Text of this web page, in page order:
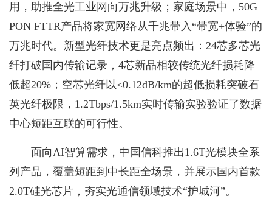
用，助推全光工业网向万兆升级；家庭场景中，50G
PON FTTR产品将家宽网络从千兆带入“带宽+体验”的
万兆时代。新型光纤技术更是亮点频出：24芯多芯光
纤打破国内传输记录，4芯新品相较传统光纤损耗降
低超20%；空芯光纤以≤0.12dB/km的超低损耗突破石
英光纤极限，1.2Tbps/1.5km实时传输实验验证了数据
中心短距互联的可行性。
面向AI智算需求，中国信科推出1.6T光模块全系
列产品，覆盖短距到中长距全场景，并展示国内首款
2.0T硅光芯片，夯实光通信领域技术“护城河”。